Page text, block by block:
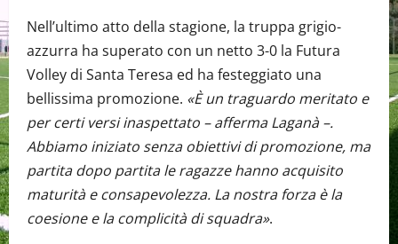
Nell’ultimo atto della stagione, la truppa grigio-
azzurra ha superato con un netto 3-0 la Futura
Volley di Santa Teresa ed ha festeggiato una
bellissima promozione. «È un traguardo meritato e
per certi versi inaspettato – afferma Laganà –.
Abbiamo iniziato senza obiettivi di promozione, ma
partita dopo partita le ragazze hanno acquisito
maturità e consapevolezza. La nostra forza è la
coesione e la complicità di squadra».